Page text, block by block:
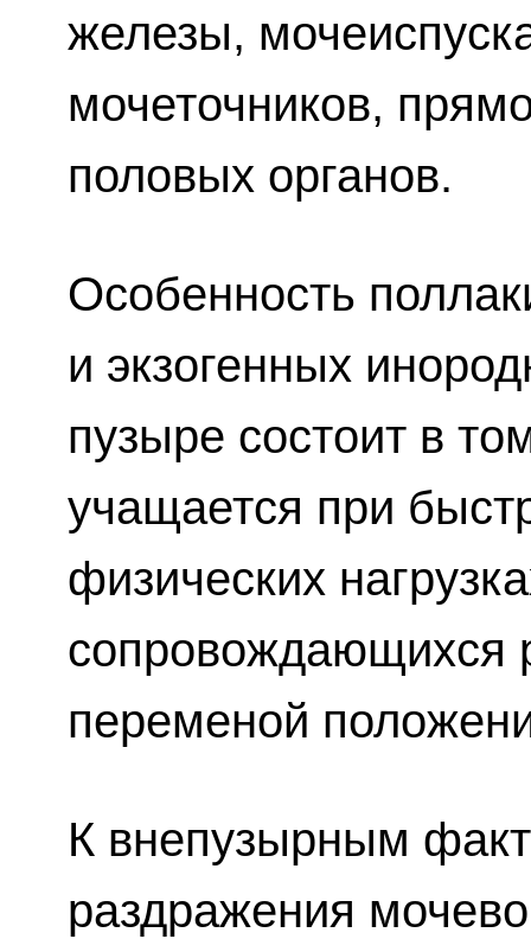
железы,
мочеточников,
половых органов.
Особенность
и экзогенных
пузыре состоит в
учащается при
физических
сопровождающихся
переменой
К внепузырным
раздражения